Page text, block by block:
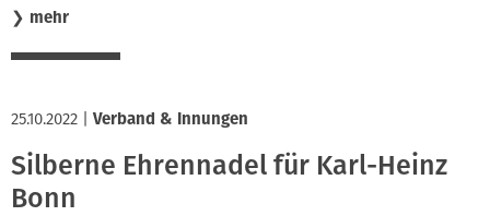
❯ mehr
25.10.2022 Verband & Innungen
Silberne Ehrennadel für Karl-Heinz
Bonn